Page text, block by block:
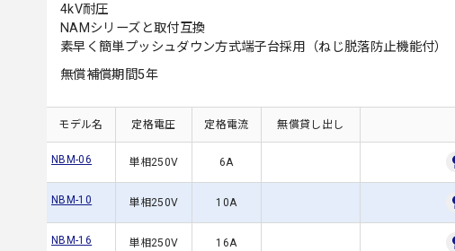
4kV耐圧
NAMシリーズと取付互換
素早く簡単プッシュダウン方式端子台採用（ねじ脱落防止機能付）
無償補償期間5年
モデル名 定格電圧 定格電流 無償貸し出し
NBM-06 単相250V 6A
NBM-10 単相250V 10A
NBM-16 単相250V 16A